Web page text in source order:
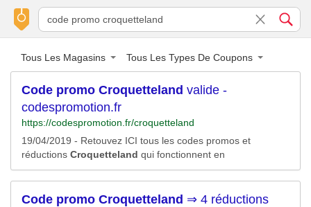
Tous Les Magasins Tous Les Types De Coupons
Code promo Croquetteland valide -
codespromotion.fr
https://codespromotion.fr/croquetteland
19/04/2019 - Retouvez ICI tous les codes promos et
réductions Croquetteland qui fonctionnent en
Code promo Croquetteland ⇒ 4 réductions